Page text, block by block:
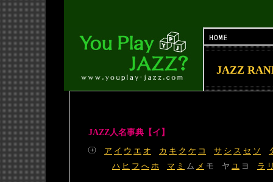
JAZZ
JAZZ人名事典【イ】
ア イ ウ エ オ カ キ ク ケ コ サ シ ス セ ソ
ハ ヒ フ へ ホ マ ミ ム メ モ ヤ ユ ヨ ラ